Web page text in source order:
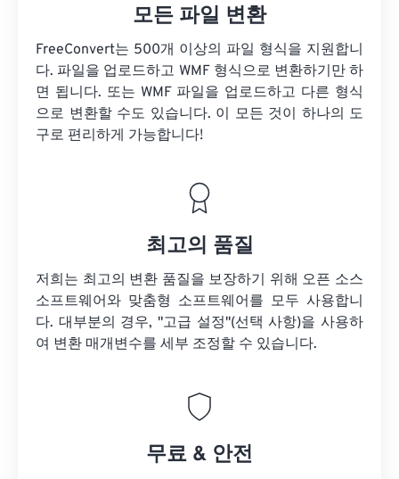
모든 파일 변환
FreeConvert는 500개 이상의 파일 형식을 지원합니
다. 파일을 업로드하고 WMF 형식으로 변환하기만 하
면 됩니다. 또는 WMF 파일을 업로드하고 다른 형식
으로 변환할 수도 있습니다. 이 모든 것이 하나의 도
구로 편리하게 가능합니다!
최고의 품질
저희는 최고의 변환 품질을 보장하기 위해 오픈 소스
소프트웨어와 맞춤형 소프트웨어를 모두 사용합니
다. 대부분의 경우, "고급 설정"(선택 사항)을 사용하
여 변환 매개변수를 세부 조정할 수 있습니다.
무료 & 안전